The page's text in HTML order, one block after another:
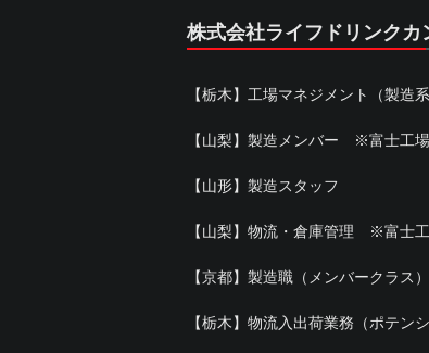
株式会社ライフドリンク
【栃木】工場マネジメント（製造系
【山梨】製造メンバー ※富士工場
【山形】製造スタッフ
【山梨】物流・倉庫管理 ※富士
【京都】製造職（メンバークラス）
【栃木】物流入出荷業務（ポテンシ